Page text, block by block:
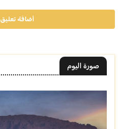
أضافة تعليق
صورة اليوم